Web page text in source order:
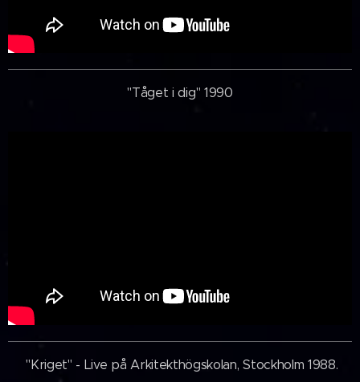
"Tåget i dig" 1990
"Kriget" - Live på Arkitekthögskolan, Stockholm 1988.